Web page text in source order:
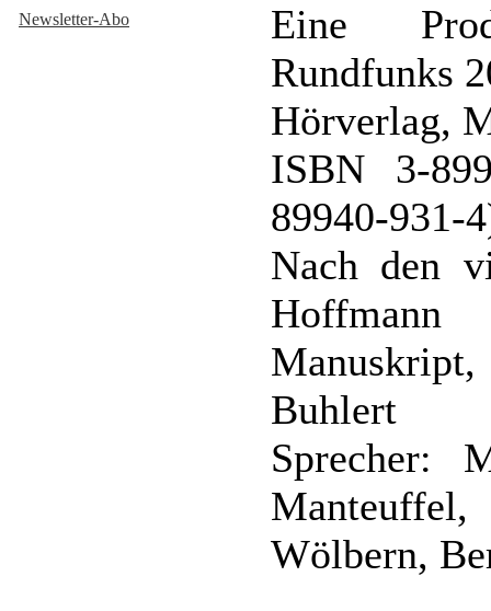
Newsletter-Abo
Eine
Rundfunks
Hörverlag,
ISBN 3-
89940-931-
Nach den
Hoffmann
Buhlert
Sprecher:
Wölbern,